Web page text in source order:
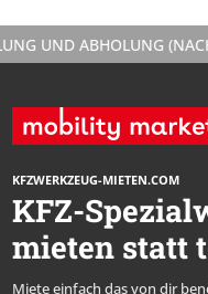
UND ABHOLUNG (NACHT)
KFZWERKZEUG-MIETEN.COM
KFZ-
mieten statt
Miete einfach das von dir